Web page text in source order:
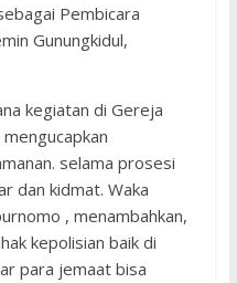
Pembicara
Gunungkidul,
kegiatan di Gereja
selama prosesi
dan kidmat. Waka
, menambahkan,
kepolisian baik di
para jemaat bisa